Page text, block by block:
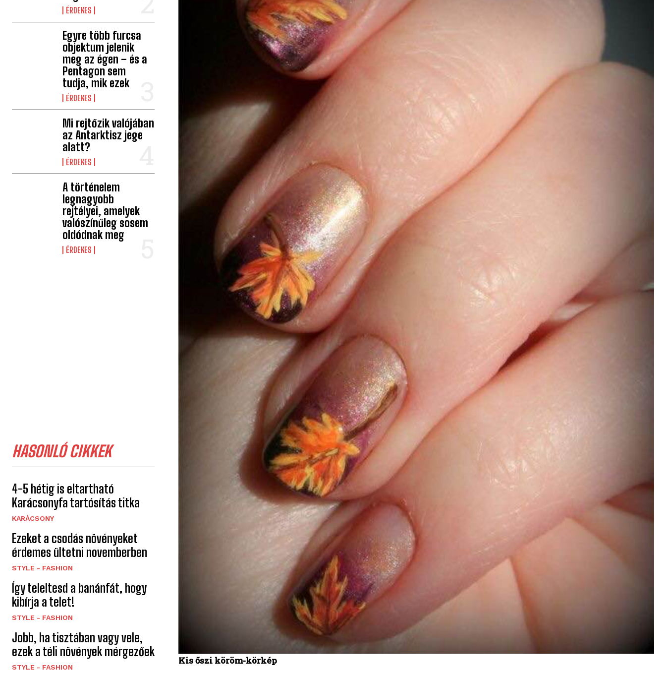
ÉRDEKES
Egyre több furcsa
objektum jelenik
meg az égen – és a
Pentagon sem
tudja, mik ezek
ÉRDEKES
Mi rejtőzik valójában
az Antarktisz jege
alatt?
ÉRDEKES
A történelem
legnagyobb
rejtélyei, amelyek
valószínűleg sosem
oldódnak meg
ÉRDEKES
HASONLÓ CIKKEK
4-5 hétig is eltartható
Karácsonyfa tartósítás titka
KARÁCSONY
Ezeket a csodás növényeket
érdemes ültetni novemberben
STYLE - FASHION
Így teleltesd a banánfát, hogy
kibírja a telet!
STYLE - FASHION
Jobb, ha tisztában vagy vele,
ezek a téli növények mérgezőek
STYLE - FASHION
Kis őszi köröm-körkép